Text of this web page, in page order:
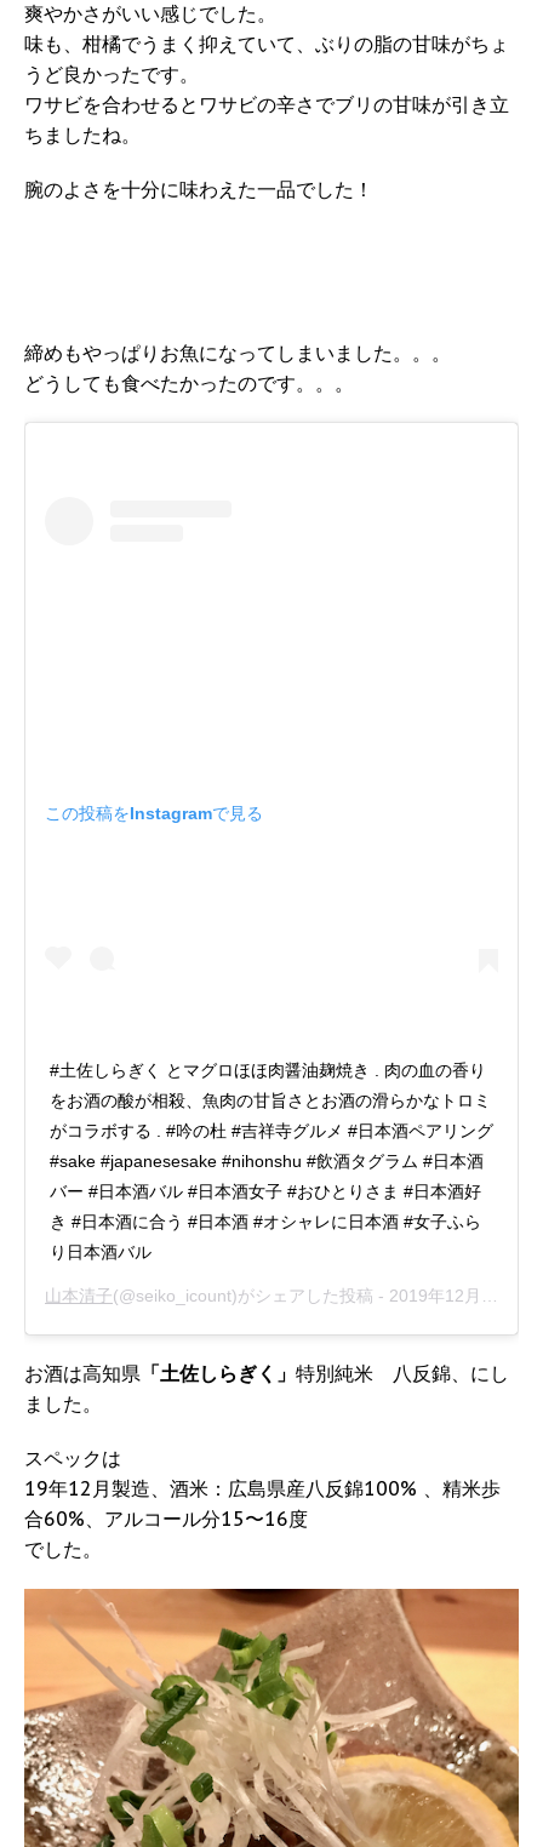
爽やかさがいい感じでした。
味も、柑橘でうまく抑えていて、ぶりの脂の甘味がちょ
うど良かったです。
ワサビを合わせるとワサビの辛さでブリの甘味が引き立
ちましたね。
腕のよさを十分に味わえた一品でした！
締めもやっぱりお魚になってしまいました。。。
どうしても食べたかったのです。。。
この投稿をInstagramで見る
#土佐しらぎく とマグロほほ肉醤油麹焼き . 肉の血の香り
をお酒の酸が相殺、魚肉の甘旨さとお酒の滑らかなトロミ
がコラボする . #吟の杜 #吉祥寺グルメ #日本酒ペアリング
#sake #japanesesake #nihonshu #飲酒タグラム #日本酒
バー #日本酒バル #日本酒女子 #おひとりさま #日本酒好
き #日本酒に合う #日本酒 #オシャレに日本酒 #女子ふら
り日本酒バル
山本清子(@seiko_icount)がシェアした投稿 - 2019年12月月10日午後7時21分PST
お酒は高知県 「土佐しらぎく」 特別純米 八反錦、にし
ました。
スペックは
19年12月製造、酒米：広島県産八反錦100% 、精米歩
合60%、アルコール分15〜16度
でした。